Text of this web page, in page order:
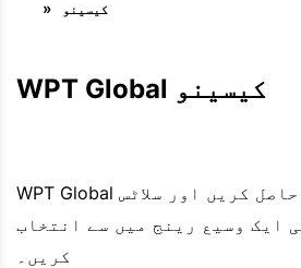
کیسینو
WPT Global کیسینو
WPT Global کیسینو تک رسائی حاصل کریں اور سلاٹس
ایک وسیع رینج میں سے انتخاب
کریں۔